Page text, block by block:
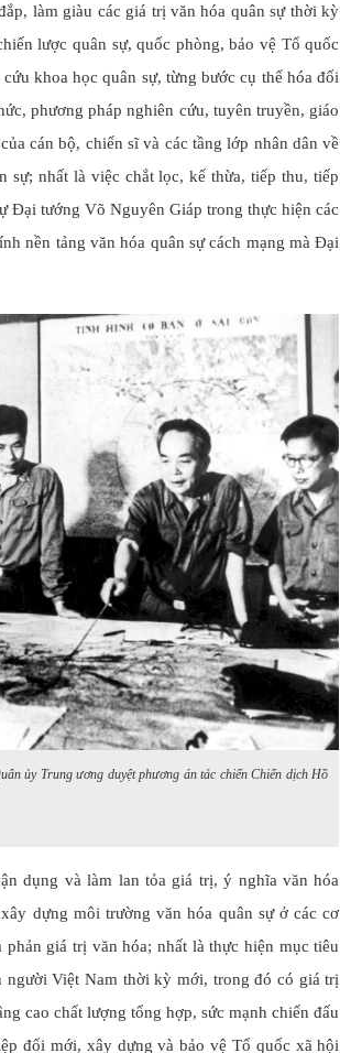
làm giàu các giá trị văn hóa quân sự thời kỳ
lược quân sự, quốc phòng, bảo vệ Tổ quốc
khoa học quân sự, từng bước cụ thể hóa đối
phương pháp nghiên cứu, tuyên truyền, giáo
cán bộ, chiến sĩ và các tầng lớp nhân dân về
nhất là việc chắt lọc, kế thừa, tiếp thu, tiếp
Đại tướng Võ Nguyên Giáp trong thực hiện các
nền tảng văn hóa quân sự cách mạng mà Đại
ủy Trung ương duyệt phương án tác chiến Chiến dịch Hồ
dụng và làm lan tỏa giá trị, ý nghĩa văn hóa
dựng môi trường văn hóa quân sự ở các cơ
giá trị văn hóa; nhất là thực hiện mục tiêu
Việt Nam thời kỳ mới, trong đó có giá trị
cao chất lượng tổng hợp, sức mạnh chiến đấu
đổi mới, xây dựng và bảo vệ Tổ quốc xã hội